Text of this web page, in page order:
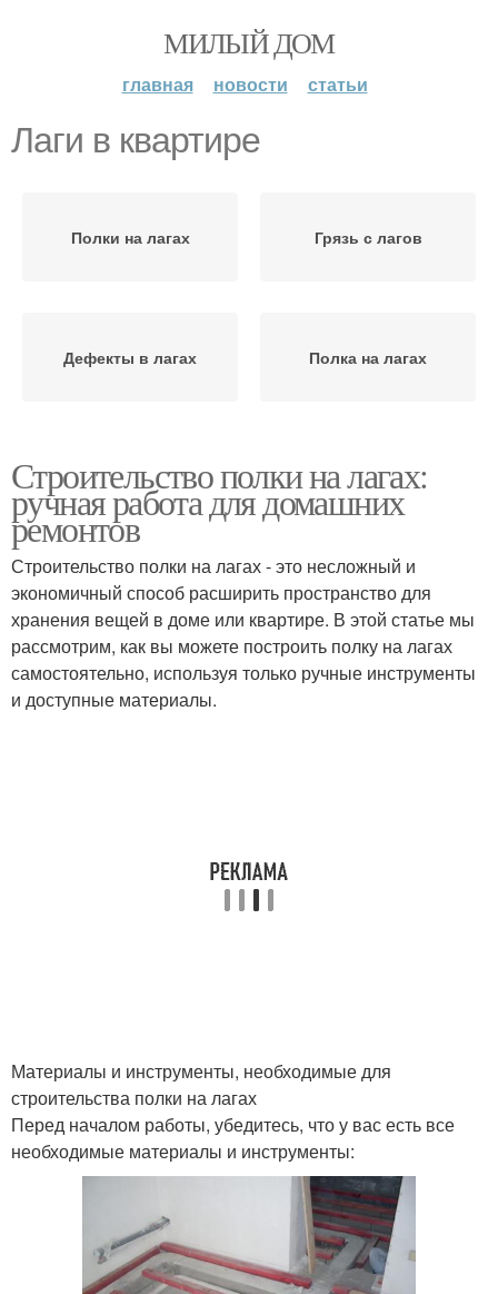
МИЛЫЙ ДОМ
главная новости статьи
Лаги в квартире
Полки на лагах Грязь с лагов
Дефекты в лагах Полка на лагах
Строительство полки на лагах:
ручная работа для домашних
ремонтов
Строительство полки на лагах - это несложный и
экономичный способ расширить пространство для
хранения вещей в доме или квартире. В этой статье мы
рассмотрим, как вы можете построить полку на лагах
самостоятельно, используя только ручные инструменты
и доступные материалы.
Материалы и инструменты, необходимые для
строительства полки на лагах
Перед началом работы, убедитесь, что у вас есть все
необходимые материалы и инструменты: